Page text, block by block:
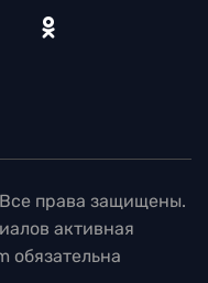
права защищены.
активная
обязательна